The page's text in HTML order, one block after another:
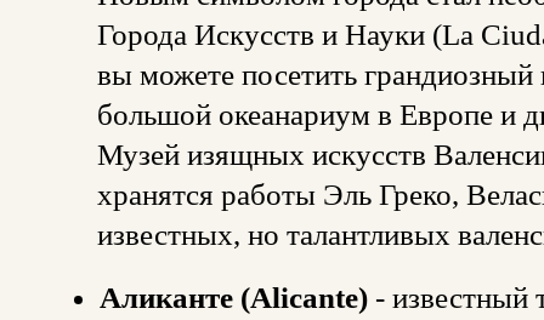
Города Искусств и Науки (La
вы можете посетить
большой океанариум в Европе и
Музей изящных искусств
хранятся работы Эль Греко,
известных, но талантливых
Аликанте (Alicante) - известный